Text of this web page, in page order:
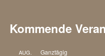
Kommende
AUG. Ganztägig